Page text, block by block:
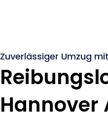
Zuverlässiger Umzug
Hannover